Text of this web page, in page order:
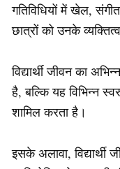
गतिविधियों में खेल,
छात्रों को उनके
विद्यार्थी जीवन का
है, बल्कि यह विभिन्न
शामिल करता है।
इसके अलावा, विद्यार्थी